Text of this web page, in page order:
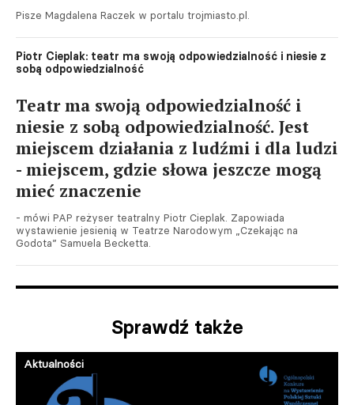
Pisze Magdalena Raczek w portalu trojmiasto.pl.
Piotr Cieplak: teatr ma swoją odpowiedzialność i niesie z
sobą odpowiedzialność
Teatr ma swoją odpowiedzialność i
niesie z sobą odpowiedzialność. Jest
miejscem działania z ludźmi i dla ludzi
- miejscem, gdzie słowa jeszcze mogą
mieć znaczenie
- mówi PAP reżyser teatralny Piotr Cieplak. Zapowiada
wystawienie jesienią w Teatrze Narodowym „Czekając na
Godota” Samuela Becketta.
Sprawdź także
Aktualności